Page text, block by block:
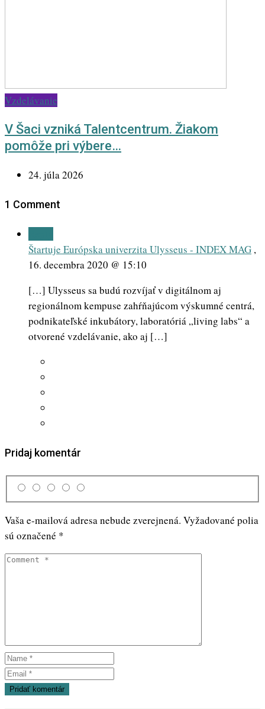
Vzdelávanie
V Šaci vzniká Talentcentrum. Žiakom
pomôže pri výbere…
24. júla 2026
1 Comment
Štartuje Európska univerzita Ulysseus - INDEX MAG ,
16. decembra 2020 @ 15:10
[…] Ulysseus sa budú rozvíjať v digitálnom aj
regionálnom kempuse zahŕňajúcom výskumné centrá,
podnikateľské inkubátory, laboratóriá „living labs“ a
otvorené vzdelávanie, ako aj […]
Pridaj komentár
Vaša e-mailová adresa nebude zverejnená. Vyžadované polia
sú označené *